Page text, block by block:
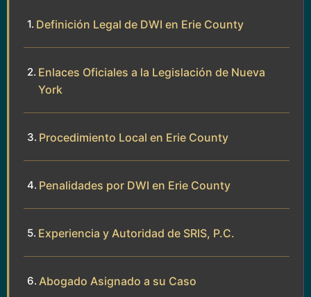
Definición Legal de DWI en Erie County
Enlaces Oficiales a la Legislación de Nueva
York
Procedimiento Local en Erie County
Penalidades por DWI en Erie County
Experiencia y Autoridad de SRIS, P.C.
Abogado Asignado a su Caso